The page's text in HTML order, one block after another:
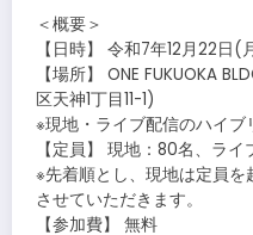
＜概要＞
【日時】 令和7年12月22日(
【場所】 ONE FUKUOKA
区天神1丁目11-1)
※現地・ライブ配信のハイブ
【定員】 現地：80名、ラ
※先着順とし、現地は定員
させていただきます。
【参加費】 無料